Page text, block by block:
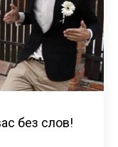
без слов!